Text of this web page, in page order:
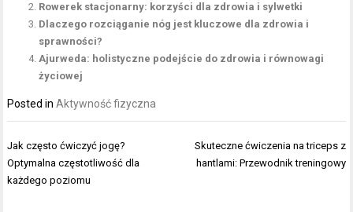
Rowerek stacjonarny: korzyści dla zdrowia i sylwetki
Dlaczego rozciąganie nóg jest kluczowe dla zdrowia i
sprawności?
Ajurweda: holistyczne podejście do zdrowia i równowagi
życiowej
Posted inAktywność fizyczna
Nawigacja
wpisu
Jak często ćwiczyć jogę?
Optymalna częstotliwość dla
każdego poziomu
Skuteczne ćwiczenia na triceps z
hantlami: Przewodnik treningowy